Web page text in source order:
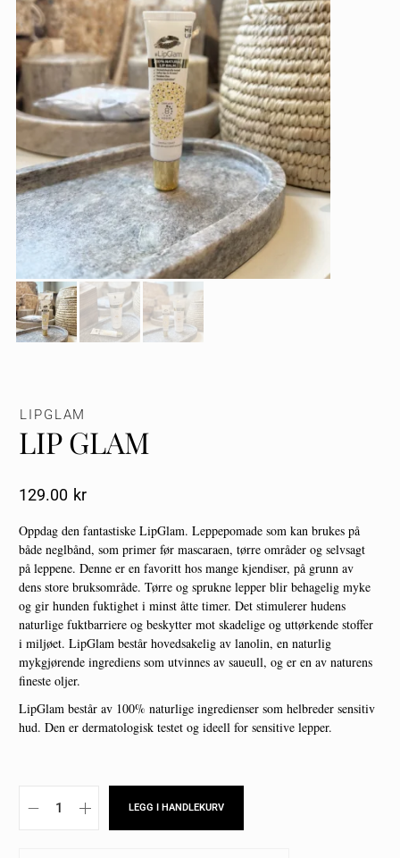
LIPGLAM
LIP GLAM
129.00 Kr
Oppdag den fantastiske LipGlam. Leppepomade som kan brukes på
både neglbånd, som primer før mascaraen, tørre områder og selvsagt
på leppene. Denne er en favoritt hos mange kjendiser, på grunn av
dens store bruksområde. Tørre og sprukne lepper blir behagelig myke
og gir hunden fuktighet i minst åtte timer. Det stimulerer hudens
naturlige fuktbarriere og beskytter mot skadelige og uttørkende stoffer
i miljøet. LipGlam består hovedsakelig av lanolin, en naturlig
mykgjørende ingrediens som utvinnes av saueull, og er en av naturens
fineste oljer.
LipGlam består av 100% naturlige ingredienser som helbreder sensitiv
hud. Den er dermatologisk testet og ideell for sensitive lepper.
LEGG I HANDLEKURV